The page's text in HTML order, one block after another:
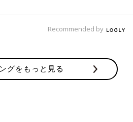
Recommended by
グをもっと見る